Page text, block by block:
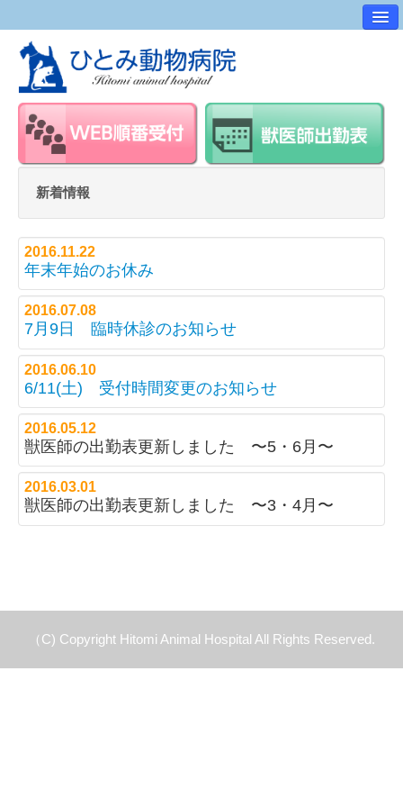
病院案内
交通アクセス
ワンポイントアドバイス
スタッフ紹介
求人・採用情報
新着情報
2016.11.22
年末年始のお休み
2016.07.08
7月9日 臨時休診のお知らせ
2016.06.10
6/11(土) 受付時間変更のお知らせ
2016.05.12
獣医師の出勤表更新しました 〜5・6月〜
2016.03.01
獣医師の出勤表更新しました 〜3・4月〜
（C) Copyright Hitomi Animal Hospital All Rights Reserved.